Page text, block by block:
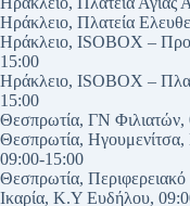
Ηράκλειο, Πλατεία
Ηράκλειο, ISOBOX –
15:00
Ηράκλειο, ISOBOX –
15:00
Θεσπρωτία, ΓΝ Φιλιατών,
Θεσπρωτία, Ηγουμενίτσα,
09:00-15:00
Θεσπρωτία,
Ικαρία, Κ.Υ Ευδήλου,